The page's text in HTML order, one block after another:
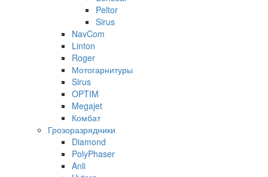
Peltor
Sirus
NavCom
Linton
Roger
Мотогарнитуры
Sirus
OPTIM
Megajet
Комбат
Грозоразрядники
Diamond
PolyPhaser
Anli